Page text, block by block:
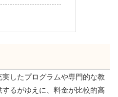
したプログラムや専門的な教
るがゆえに、料金が比較的高